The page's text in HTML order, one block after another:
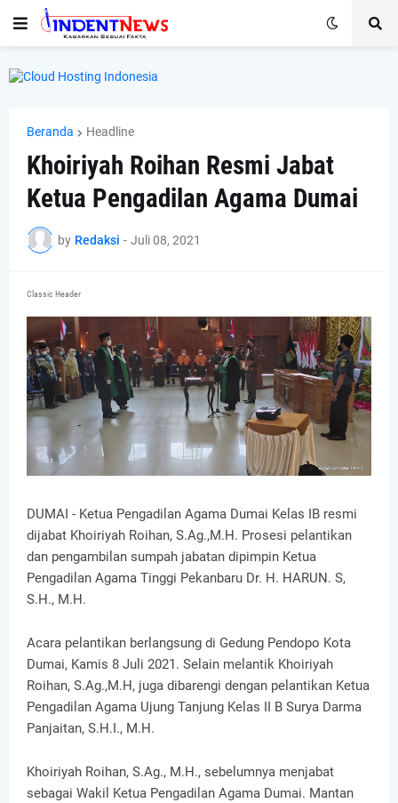
Beranda Headline
Khoiriyah Roihan Resmi Jabat
Ketua Pengadilan Agama Dumai
by Redaksi - Juli 08, 2021
Classic Header
DUMAI - Ketua Pengadilan Agama Dumai Kelas IB resmi
dijabat Khoiriyah Roihan, S.Ag.,M.H. Prosesi pelantikan
dan pengambilan sumpah jabatan dipimpin Ketua
Pengadilan Agama Tinggi Pekanbaru Dr. H. HARUN. S,
S.H., M.H.
Acara pelantikan berlangsung di Gedung Pendopo Kota
Dumai, Kamis 8 Juli 2021. Selain melantik Khoiriyah
Roihan, S.Ag.,M.H, juga dibarengi dengan pelantikan Ketua
Pengadilan Agama Ujung Tanjung Kelas II B Surya Darma
Panjaitan, S.H.I., M.H.
Khoiriyah Roihan, S.Ag., M.H., sebelumnya menjabat
sebagai Wakil Ketua Pengadilan Agama Dumai. Mantan